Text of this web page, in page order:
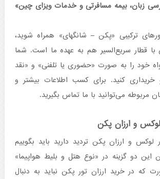
زبان، بیمه مسافرتی و خدمات ویزای چین»
ترکیبی «پکن – شانگهای» همراه شوید،
با قطار سریع‌السیر هم به عهده ما است. شما
خود را به صورت «حضوری یا تلفنی» و «نقد
خریداری کنید. برای کسب اطلاعات بیشتر و
مربوطه می‌توانید با ما تماس بگیرید.
لوکس و ارزان پکن تردید دارید باید بگوییم
این دو گزینه در «نوع هتل و بلیط هواپیما»
که در خرید ارزان تور پکن نباید به دنبال